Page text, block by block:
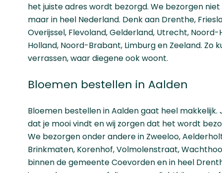
het juiste adres wordt bezorgd. We bezorgen niet
maar in heel Nederland. Denk aan Drenthe,
Overijssel, Flevoland,Gelderland, Utrecht, Noord-
Holland, Noord-Brabant, Limburgen Zeeland. Zo
verrassen, waar diegene ook woont.
Bloemen bestellen in Aalden
Bloemen bestellen in Aalden gaat heel makkelijk.
dat je mooi vindt en wij zorgen dat het wordt
We bezorgen onder andere in Zweeloo,
Brinkmaten, Korenhof, Volmolenstraat,
binnen de gemeente Coevorden en in heel